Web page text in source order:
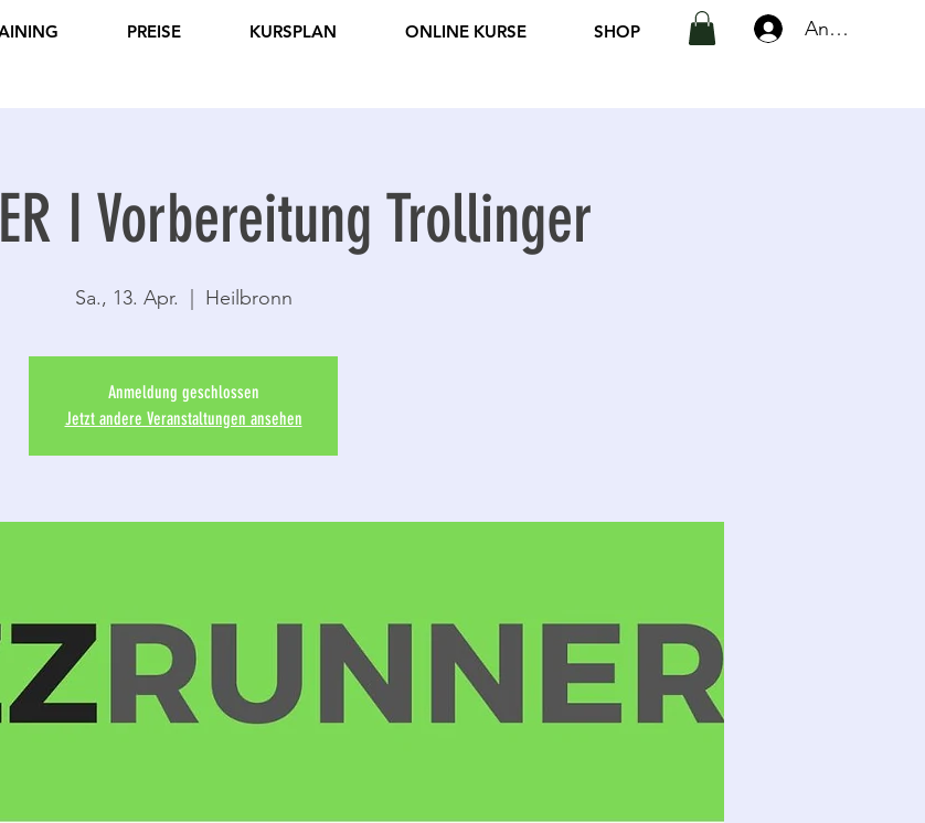
PREISE KURSPLAN ONLINE KURSE SHOP Anmelden
I Vorbereitung Trollinger
Sa., 13. Apr. Heilbronn
Anmeldung geschlossen
Jetzt andere Veranstaltungen ansehen